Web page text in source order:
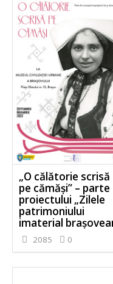
„O călătorie scrisă
pe cămăși” – parte
proiectului „Zilele
patrimoniului
imaterial
2085 0